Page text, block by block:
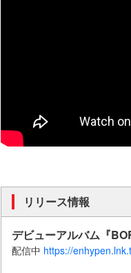
リリース情報
デビューアルバム『
配信中 https://